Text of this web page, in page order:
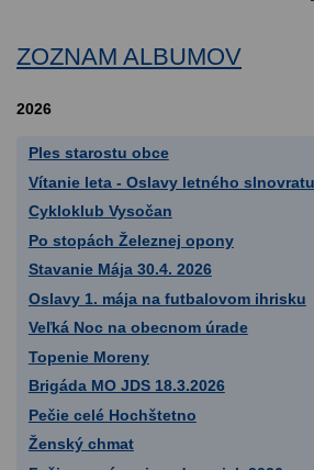
ZOZNAM ALBUMOV
2026
Ples starostu obce
Vítanie leta - Oslavy letného slnovratu
Cykloklub Vysočan
Po stopách Železnej opony
Stavanie Mája 30.4. 2026
Oslavy 1. mája na futbalovom ihrisku
Veľká Noc na obecnom úrade
Topenie Moreny
Brigáda MO JDS 18.3.2026
Pečie celé Hochštetno
Ženský chmat